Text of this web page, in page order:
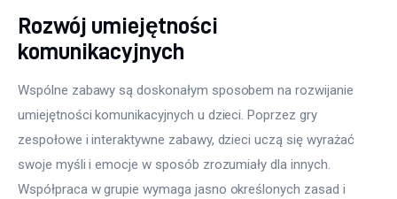
Rozwój umiejętności
komunikacyjnych
Wspólne zabawy są doskonałym sposobem na rozwijanie
umiejętności komunikacyjnych u dzieci. Poprzez gry
zespołowe i interaktywne zabawy, dzieci uczą się wyrażać
swoje myśli i emocje w sposób zrozumiały dla innych.
Współpraca w grupie wymaga jasno określonych zasad i